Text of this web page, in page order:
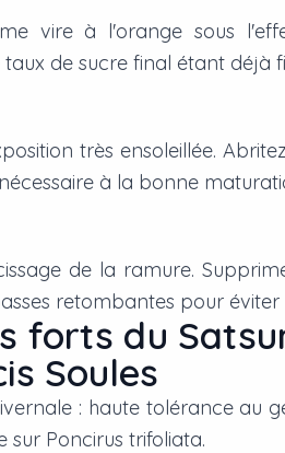
vire à l'orange sous
de sucre final étant déjà
très ensoleillée.
à la bonne
de la ramure.
retombantes pour éviter
forts du
Soules
: haute tolérance au
sur Poncirus trifoliata.